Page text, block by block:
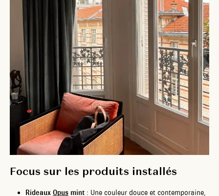
Focus sur les produits installés
Rideaux Opus mint : Une couleur douce et contemporaine,